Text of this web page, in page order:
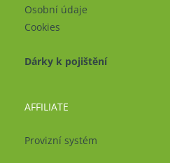
Osobní údaje
Cookies
Dárky k pojištění
AFFILIATE
Provizní systém